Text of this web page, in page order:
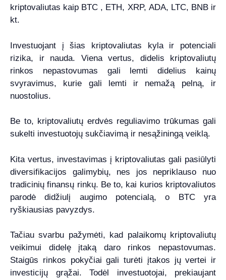
kriptovaliutas kaip BTC , ETH, XRP, ADA, LTC, BNB ir
kt.
Investuojant į šias kriptovaliutas kyla ir potenciali
rizika, ir nauda. Viena vertus, didelis kriptovaliutų
rinkos nepastovumas gali lemti didelius kainų
svyravimus, kurie gali lemti ir nemažą pelną, ir
nuostolius.
Be to, kriptovaliutų erdvės reguliavimo trūkumas gali
sukelti investuotojų sukčiavimą ir nesąžiningą veiklą.
Kita vertus, investavimas į kriptovaliutas gali pasiūlyti
diversifikacijos galimybių, nes jos nepriklauso nuo
tradicinių finansų rinkų. Be to, kai kurios kriptovaliutos
parodė didžiulį augimo potencialą, o BTC yra
ryškiausias pavyzdys.
Tačiau svarbu pažymėti, kad palaikomų kriptovaliutų
veikimui didelę įtaką daro rinkos nepastovumas.
Staigūs rinkos pokyčiai gali turėti įtakos jų vertei ir
investicijų grąžai. Todėl investuotojai, prekiaujant